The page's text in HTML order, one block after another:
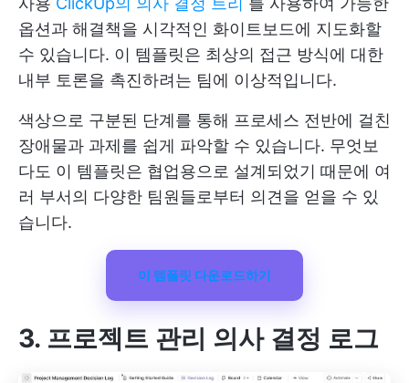
옵션과 해결책을 시각적인 화이트보드에 지도화할
수 있습니다. 이 템플릿은 최상의 접근 방식에 대한
내부 토론을 촉진하려는 팀에 이상적입니다.
색상으로 구분된 단계를 통해 프로세스 전반에 걸친
장애물과 과제를 쉽게 파악할 수 있습니다. 무엇보
다도 이 템플릿은 협업용으로 설계되었기 때문에 여
러 부서의 다양한 팀원들로부터 의견을 얻을 수 있
습니다.
이 템플릿 다운로드하기
3. 프로젝트 관리 의사 결정 로그